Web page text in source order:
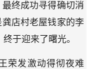
终成功寻得确切消
店村老屋钱家的李
于迎来了曙光。
荣发激动得彻夜难